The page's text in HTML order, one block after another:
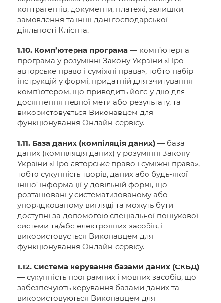
контрагентів, документи, платежі, залишки,
замовлення та інші дані господарської
діяльності Клієнта.
1.10. Комп’ютерна програма — комп’ютерна
програма у розумінні Закону України «Про
авторське право і суміжні права», тобто набір
інструкцій у формі, придатній для зчитування
комп’ютером, що приводить його у дію для
досягнення певної мети або результату, та
використовується Виконавцем для
функціонування Онлайн-сервісу.
1.11. База даних (компіляція даних) — база
даних (компіляція даних) у розумінні Закону
України «Про авторське право і суміжні права»,
тобто сукупність творів, даних або будь-якої
іншої інформації у довільній формі, що
розташовані у систематизованому або
упорядкованому вигляді та можуть бути
доступні за допомогою спеціальної пошукової
системи та/або електронних засобів, і
використовується Виконавцем для
функціонування Онлайн-сервісу.
1.12. Система керування базами даних (СКБД)
— сукупність програмних і мовних засобів, що
забезпечують керування базами даних та
використовуються Виконавцем для